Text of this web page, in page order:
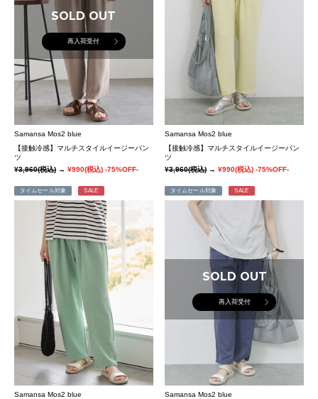
SOLD OUT
再入荷受付
Samansa Mos2 blue
【接触冷感】マルチスタイルイージーパン
ツ
¥3,960(税込) → ¥990(税込) -75%OFF-
Samansa Mos2 blue
【接触冷感】マルチスタイルイージーパン
ツ
¥3,960(税込)→¥990(税込) -75%OFF-
タイムセール対象 SALE
Samansa Mos2 blue
タイムセール対象 SALE
SOLD OUT
再入荷受付
Samansa Mos2 blue